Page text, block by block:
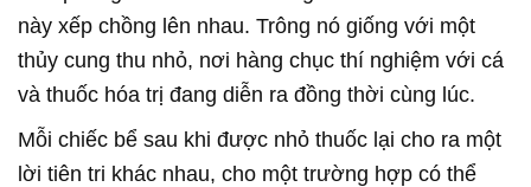
này xếp chồng lên nhau. Trông nó giống với một
thủy cung thu nhỏ, nơi hàng chục thí nghiệm với cá
và thuốc hóa trị đang diễn ra đồng thời cùng lúc.
Mỗi chiếc bể sau khi được nhỏ thuốc lại cho ra một
lời tiên tri khác nhau, cho một trường hợp có thể